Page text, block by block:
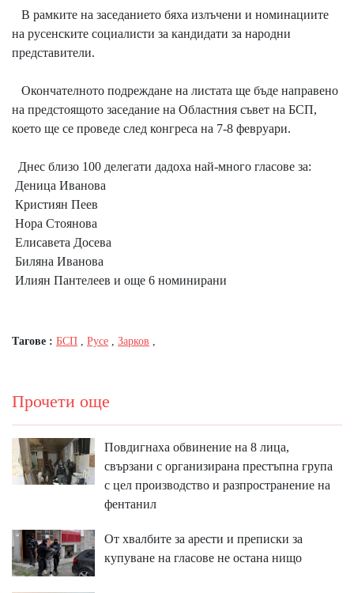
В рамките на заседанието бяха излъчени и номинациите
на русенските социалисти за кандидати за народни
представители.
Окончателното подреждане на листата ще бъде направено
на предстоящото заседание на Областния съвет на БСП,
което ще се проведе след конгреса на 7-8 февруари.
Днес близо 100 делегати дадоха най-много гласове за:
Деница Иванова
Кристиян Пеев
Нора Стоянова
Елисавета Досева
Биляна Иванова
Илиян Пантелеев и още 6 номинирани
Тагове : БСП , Русе , Зарков ,
Прочети още
Повдигнаха обвинение на 8 лица,
свързани с организирана престъпна група
с цел производство и разпространение на
фентанил
От хвалбите за арести и преписки за
купуване на гласове не остана нищо